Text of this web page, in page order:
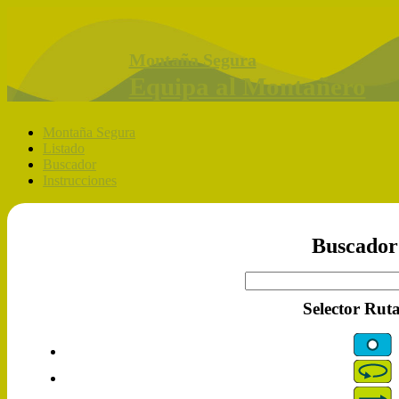
Montaña Segura
Equipa al Montañero
Montaña Segura
Listado
Buscador
Instrucciones
Buscador
Selector